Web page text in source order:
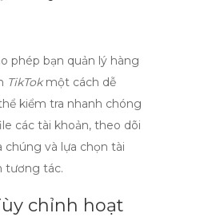
phép bạn quản lý hàng
TikTokmột cách dễ
kiểm tra nhanh chóng
các tài khoản, theo dõi
chúng và lựa chọn tài
tương tác.
chỉnh hoạt